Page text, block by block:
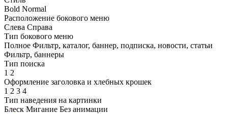
Bold Normal
Расположение бокового меню
Слева Справа
Тип бокового меню
Полное Фильтр, каталог, баннер, подписка, новости, статьи
Фильтр, баннеры
Тип поиска
1 2
Оформление заголовка и хлебных крошек
1 2 3 4
Тип наведения на картинки
Блеск Мигание Без анимации